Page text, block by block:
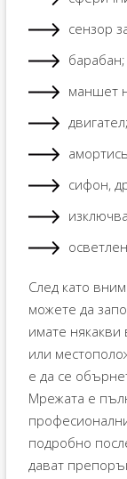
сензор
барабан;
маншет
двигател;
сифон,
След като
можете да
имате
или
е да се
Мрежата е
подробно
дават